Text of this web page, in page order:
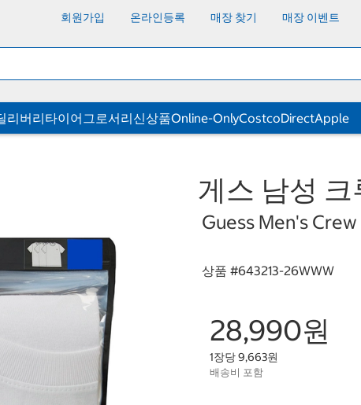
회원가입 온라인등록 매장 찾기 매장 이벤트
리버리타이어그로서리신상품Online-OnlyCostcoDirectApple
게스 남성
Guess Men's
상품 #643213-26WWW
28,990원
1장당 9,663원
배송비 포함